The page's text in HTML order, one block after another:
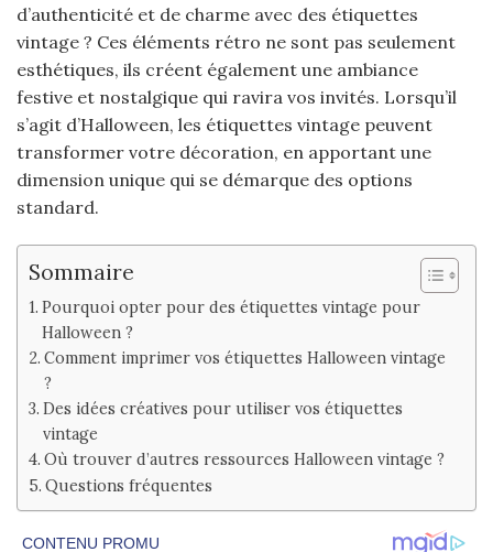
d’authenticité et de charme avec des étiquettes
vintage ? Ces éléments rétro ne sont pas seulement
esthétiques, ils créent également une ambiance
festive et nostalgique qui ravira vos invités. Lorsqu’il
s’agit d’Halloween, les étiquettes vintage peuvent
transformer votre décoration, en apportant une
dimension unique qui se démarque des options
standard.
Sommaire
Pourquoi opter pour des étiquettes vintage pour
Halloween ?
Comment imprimer vos étiquettes Halloween vintage
?
Des idées créatives pour utiliser vos étiquettes
vintage
Où trouver d’autres ressources Halloween vintage ?
Questions fréquentes